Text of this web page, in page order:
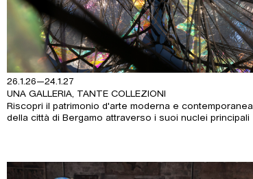
26.1.26—24.1.27
UNA GALLERIA, TANTE COLLEZIONI
Riscopri il patrimonio d'arte moderna e contemporanea
della città di Bergamo attraverso i suoi nuclei principali